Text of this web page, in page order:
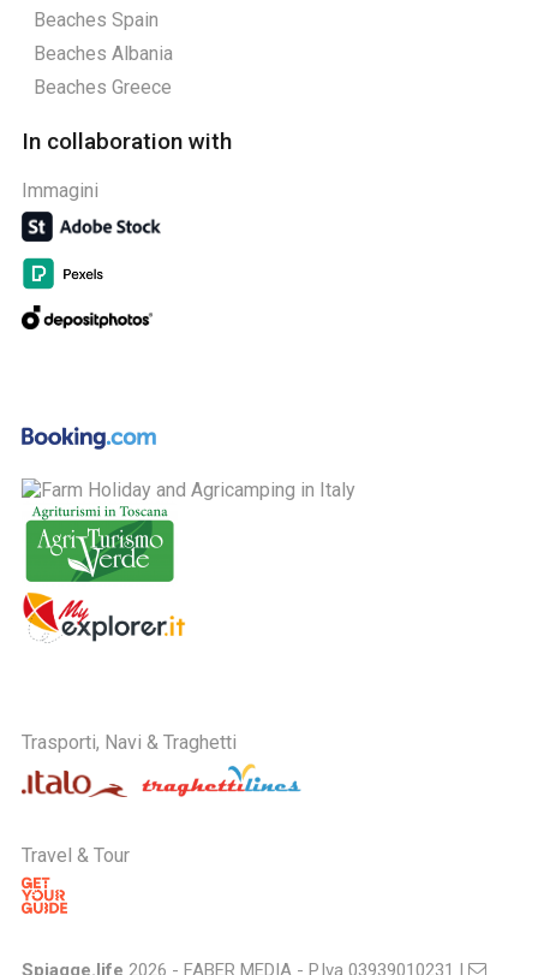
Beaches Spain
Beaches Albania
Beaches Greece
In collaboration with
Immagini
Trasporti, Navi & Traghetti
Travel & Tour
Spiagge.life 2026 - FABER MEDIA - P.Iva 03939010231 |